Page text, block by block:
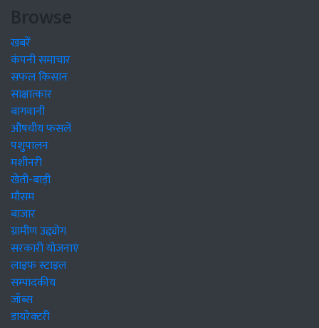
Browse
खबरें
कंपनी समाचार
सफल किसान
साक्षात्कार
बागवानी
औषधीय फसलें
पशुपालन
मशीनरी
खेती-बाड़ी
मौसम
बाजार
ग्रामीण उद्द्योग
सरकारी योजनाएं
लाइफ स्टाइल
सम्पादकीय
जॉब्स
डायरेक्टरी